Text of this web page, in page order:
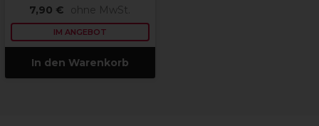
7,90 €
ohne MwSt.
IM ANGEBOT
In den Warenkorb